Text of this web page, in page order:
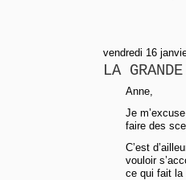
vendredi 16
LA
Anne,
Je
faire des
C’est
vouloir
ce qui fait la